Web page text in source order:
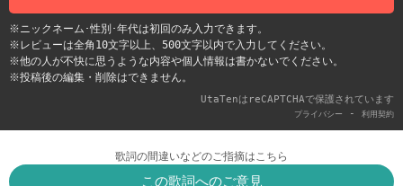
※ニックネーム･性別･年代は初回のみ入力できます。
※レビューは全角10文字以上、500文字以内で入力してください。
※他の人が不快に思うような内容や個人情報は書かないでください。
※投稿後の編集・削除はできません。
UtaTenはreCAPTCHAで保護されています
プライバシー - 利用契約
歌詞の間違いなどのご指摘はこちら
この歌詞へのご意見